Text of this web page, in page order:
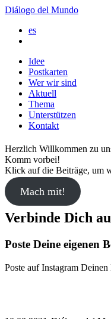
Diálogo del Mundo
es
Idee
Postkarten
Wer wir sind
Aktuell
Thema
Unterstützen
Kontakt
Herzlich Willkommen zu
Komm vorbei!
Klick auf die Beiträge, um
Mach mit!
Verbinde Dich
Poste Deine eigenen
Poste auf Instagram